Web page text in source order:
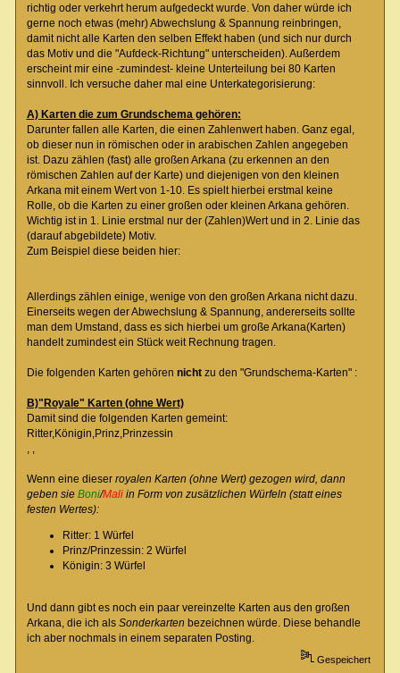
richtig oder verkehrt herum aufgedeckt wurde. Von daher würde ich
gerne noch etwas (mehr) Abwechslung & Spannung reinbringen,
damit nicht alle Karten den selben Effekt haben (und sich nur durch
das Motiv und die "Aufdeck-Richtung" unterscheiden). Außerdem
erscheint mir eine -zumindest- kleine Unterteilung bei 80 Karten
sinnvoll. Ich versuche daher mal eine Unterkategorisierung:
A) Karten die zum Grundschema gehören:
Darunter fallen alle Karten, die einen Zahlenwert haben. Ganz egal,
ob dieser nun in römischen oder in arabischen Zahlen angegeben
ist. Dazu zählen (fast) alle großen Arkana (zu erkennen an den
römischen Zahlen auf der Karte) und diejenigen von den kleinen
Arkana mit einem Wert von 1-10. Es spielt hierbei erstmal keine
Rolle, ob die Karten zu einer großen oder kleinen Arkana gehören.
Wichtig ist in 1. Linie erstmal nur der (Zahlen)Wert und in 2. Linie das
(darauf abgebildete) Motiv.
Zum Beispiel diese beiden hier:
Allerdings zählen einige, wenige von den großen Arkana nicht dazu.
Einerseits wegen der Abwechslung & Spannung, andererseits sollte
man dem Umstand, dass es sich hierbei um große Arkana(Karten)
handelt zumindest ein Stück weit Rechnung tragen.
Die folgenden Karten gehören nichtzu den "Grundschema-Karten" :
B)"Royale" Karten (ohne Wert)
Damit sind die folgenden Karten gemeint:
Ritter,Königin,Prinz,Prinzessin
, ,
Wenn eine dieser royalen Karten (ohne Wert) gezogen wird, dann
geben sie Boni/Maliin Form von zusätzlichen Würfeln (statt eines
festen Wertes):
Ritter: 1 Würfel
Prinz/Prinzessin: 2 Würfel
Königin: 3 Würfel
Und dann gibt es noch ein paar vereinzelte Karten aus den großen
Arkana, die ich als Sonderkarten bezeichnen würde. Diese behandle
ich aber nochmals in einem separaten Posting.
Gespeichert